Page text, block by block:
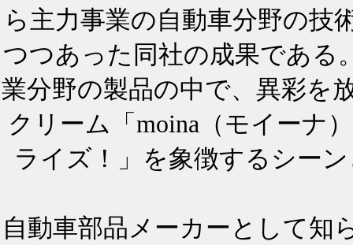
ら主力事業の自動車分野の技
つつあった同社の成果である
業分野の製品の中で、異彩を
クリーム「moina（モイーナ
ライズ！」を象徴するシー
自動車部品メーカーとして知